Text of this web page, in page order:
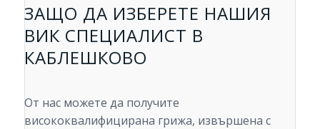
ЗАЩО ДА ИЗБЕРЕТЕ НАШИЯ
ВИК СПЕЦИАЛИСТ В
КАБЛЕШКОВО
От нас можете да получите
висококвалифицирана грижа, извършена с